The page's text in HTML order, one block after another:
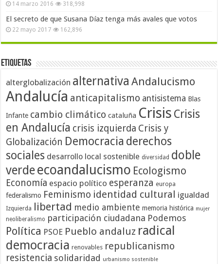
14 marzo 2016 318,998
El secreto de que Susana Díaz tenga más avales que votos
22 mayo 2017 162,896
Etiquetas
alterglobalización alternativa Andalucismo
Andalucía anticapitalismo antisistema Blas
Infante cambio climático cataluña Crisis Crisis
en Andalucía crisis izquierda Crisis y
Globalización Democracia derechos
sociales desarrollo local sostenible diversidad doble
verdeecoandalucismo Ecologismo
Economía espacio político esperanza europa
federalismo Feminismo identidad cultural igualdad
Izquierda libertad medio ambiente memoria histórica mujer
neoliberalismo participación ciudadana Podemos
Política PSOE Pueblo andaluz radical
democracia renovables republicanismo
resistencia solidaridad urbanismo sostenible